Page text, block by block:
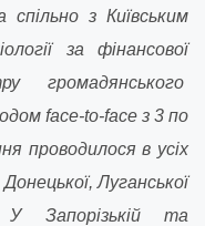
спільно з Київським
за фінансової
громадянського
face-to-face з 3 по
проводилося в усіх
Луганської
Запорізькій та